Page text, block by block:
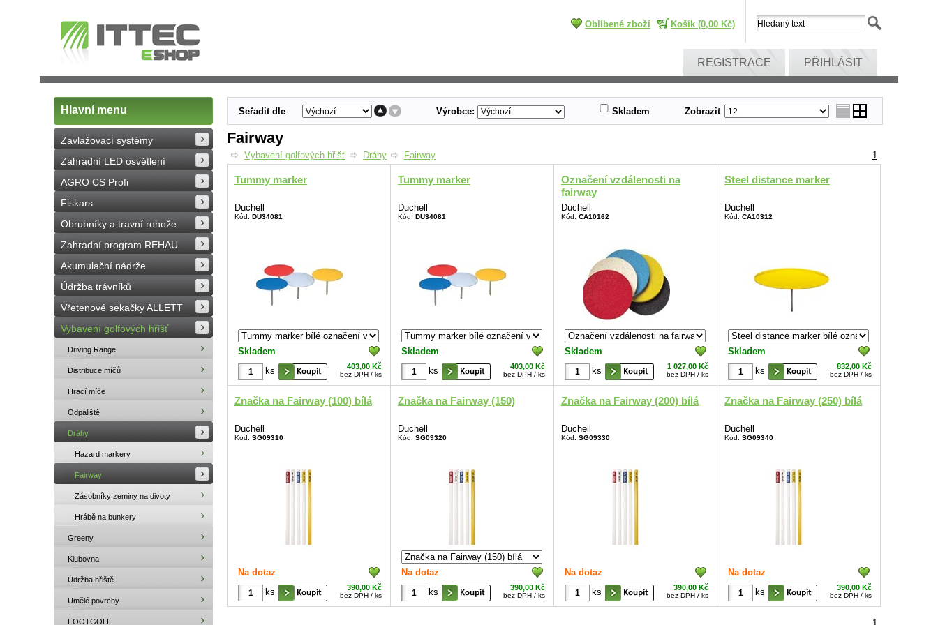
Oblíbené zboží Košík (0,00 Kč)
REGISTRACE PŘIHLÁSIT
Hlavní menu
Zavlažovací systémy
Zahradní LED osvětlení
AGRO CS Profi
Fiskars
Obrubníky a travní rohože
Zahradní program REHAU
Akumulační nádrže
Údržba trávníků
Vřetenové sekačky ALLETT
Vybavení golfových hřišť
Driving Range
Distribuce míčů
Hrací míče
Odpaliště
Dráhy
Hazard markery
Fairway
Zásobníky zeminy na divoty
Hrábě na bunkery
Greeny
Klubovna
Údržba hřiště
Umělé povrchy
FOOTGOLF
Seřadit dle Výrobce: Skladem Zobrazit
Fairway
Vybavení golfových hřišť Dráhy Fairway 1
Tummy marker
Duchell
Kód: DU34081
Skladem
ks
403,00 Kč
bez DPH / ks
Tummy marker
Duchell
Kód: DU34081
Skladem
ks
403,00 Kč
bez DPH / ks
Označení vzdálenosti na
fairway
Duchell
Kód: CA10162
Skladem
ks
1 027,00 Kč
bez DPH / ks
Steel distance marker
Duchell
Kód: CA10312
Skladem
ks
832,00 Kč
bez DPH / ks
Značka na Fairway (100) bílá
Duchell
Kód: SG09310
Na dotaz
ks
390,00 Kč
bez DPH / ks
Značka na Fairway (150)
Duchell
Kód: SG09320
Na dotaz
ks
390,00 Kč
bez DPH / ks
Značka na Fairway (200) bílá
Duchell
Kód: SG09330
Na dotaz
ks
390,00 Kč
bez DPH / ks
Značka na Fairway (250) bílá
Duchell
Kód: SG09340
Na dotaz
ks
390,00 Kč
bez DPH / ks
1